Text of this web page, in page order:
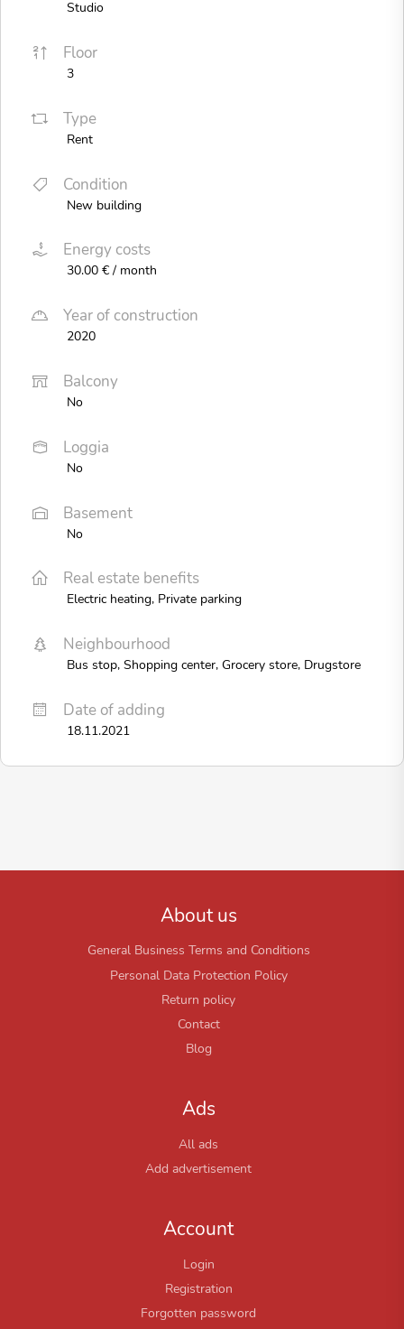
Studio
Floor
3
Type
Rent
Condition
New building
Energy costs
30.00 € / month
Year of construction
2020
Balcony
No
Loggia
No
Basement
No
Real estate benefits
Electric heating, Private parking
Neighbourhood
Bus stop, Shopping center, Grocery store, Drugstore
Date of adding
18.11.2021
About us
General Business Terms and Conditions
Personal Data Protection Policy
Return policy
Contact
Blog
Ads
All ads
Add advertisement
Account
Login
Registration
Forgotten password